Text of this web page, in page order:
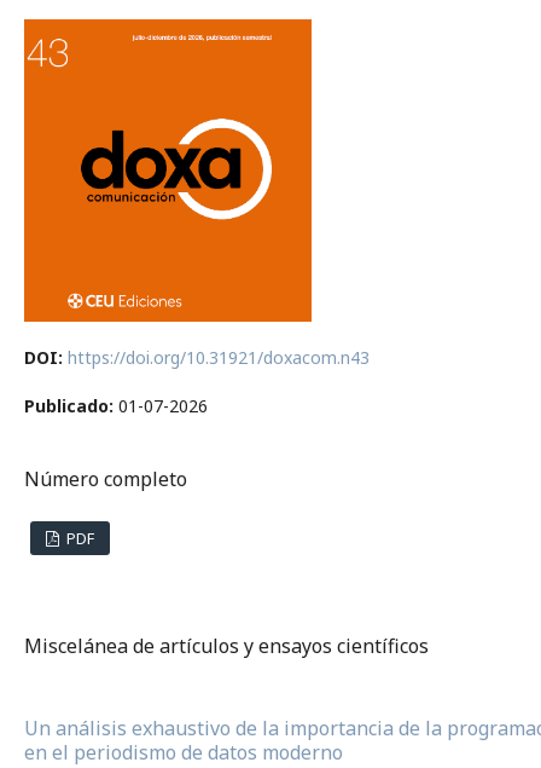
DOI: https://doi.org/10.31921/doxacom.n43
Publicado: 01-07-2026
Número completo
PDF
Miscelánea de artículos y ensayos científicos
Un análisis exhaustivo de la importancia de la
en el periodismo de datos moderno